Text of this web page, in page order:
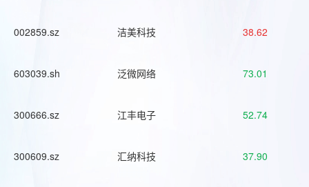
002859.sz 洁美科技 38.62
603039.sh 泛微网络 73.01
300666.sz 江丰电子 52.74
300609.sz 汇纳科技 37.90